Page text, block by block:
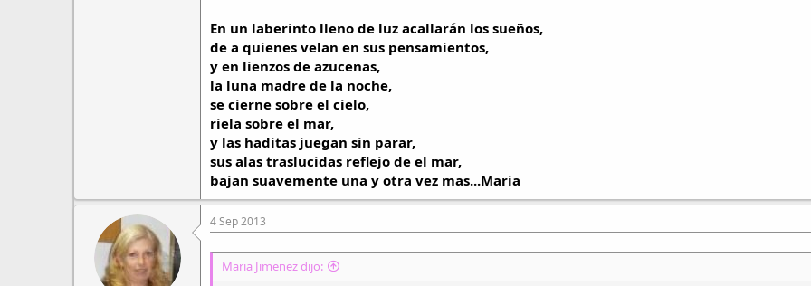
En un laberinto lleno de luz acallarán los sueños,
de a quienes velan en sus pensamientos,
y en lienzos de azucenas,
la luna madre de la noche,
se cierne sobre el cielo,
riela sobre el mar,
y las haditas juegan sin parar,
sus alas traslucidas reflejo de el mar,
bajan suavemente una y otra vez mas...Maria
4 Sep 2013
Maria Jimenez dijo: